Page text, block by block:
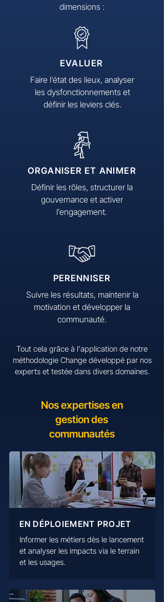
dimensions :
EVALUER
Faire l’état des lieux, analyser
les dysfonctionnements et
définir les leviers clés.
ORGANISER ET ANIMER
Définir les rôles, structurer la
gouvernance et activer
l’engagement.
PERENNISER
Suivre les résultats, maintenir la
motivation et développer la
communauté.
Tout cela grâce à l'application de notre
méthodologie Change développé par nos
experts et testée dans divers domaines​.
Nos expertises en
gestion des
communautés
EN DÉPLOIEMENT PROJET
Informer les métiers dès le lancement
et analyser les impacts via le terrain
et les usages.